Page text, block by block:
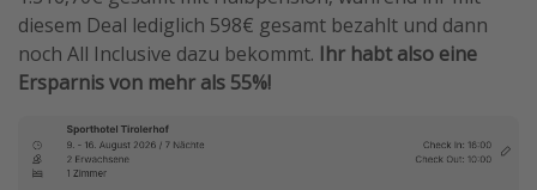
diesem Deal lediglich 598€ gesamt bezahlt und dann
noch All Inclusive dazu bekommt. Ihr habt also eine
Ersparnis von mehr als 55%!